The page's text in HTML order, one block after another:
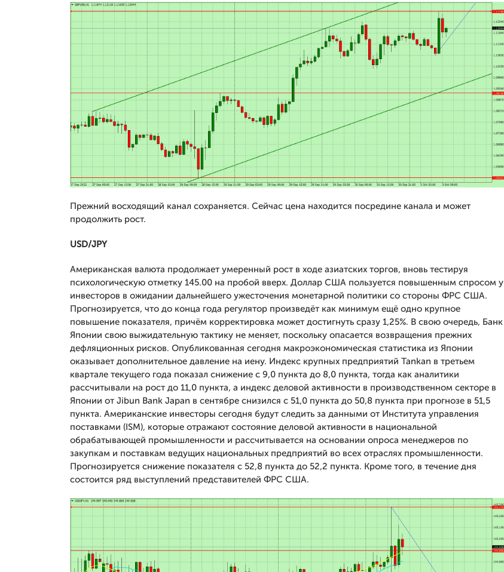
Прежний восходящий канал сохраняется. Сейчас цена находится посредине канала и может
продолжить рост.
USD/JPY
Американская валюта продолжает умеренный рост в ходе азиатских торгов, вновь тестируя
психологическую отметку 145.00 на пробой вверх. Доллар США пользуется повышенным спросом у
инвесторов в ожидании дальнейшего ужесточения монетарной политики со стороны ФРС США.
Прогнозируется, что до конца года регулятор произведёт как минимум ещё одно крупное
повышение показателя, причём корректировка может достигнуть сразу 1,25%. В свою очередь, Банк
Японии свою выжидательную тактику не меняет, поскольку опасается возвращения прежних
дефляционных рисков. Опубликованная сегодня макроэкономическая статистика из Японии
оказывает дополнительное давление на иену. Индекс крупных предприятий Tankan в третьем
квартале текущего года показал снижение с 9,0 пункта до 8,0 пункта, тогда как аналитики
рассчитывали на рост до 11,0 пункта, а индекс деловой активности в производственном секторе в
Японии от Jibun Bank Japan в сентябре снизился с 51,0 пункта до 50,8 пункта при прогнозе в 51,5
пункта. Американские инвесторы сегодня будут следить за данными от Института управления
поставками (ISM), которые отражают состояние деловой активности в национальной
обрабатывающей промышленности и рассчитывается на основании опроса менеджеров по
закупкам и поставкам ведущих национальных предприятий во всех отраслях промышленности.
Прогнозируется снижение показателя с 52,8 пункта до 52,2 пункта. Кроме того, в течение дня
состоится ряд выступлений представителей ФРС США.